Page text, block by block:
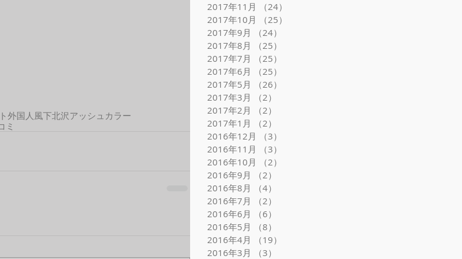
外国人風下北沢アッシュカラー
ミ
2017年11月
（24）
2017年10月
（25）
2017年9月
（24）
2017年8月
（25）
2017年7月
（25）
2017年6月
（25）
2017年5月
（26）
2017年3月
（2）
2017年2月
（2）
2017年1月
（2）
2016年12月
（3）
2016年11月
（3）
2016年10月
（2）
2016年9月
（2）
2016年8月
（4）
2016年7月
（2）
2016年6月
（6）
2016年5月
（8）
2016年4月
（19）
2016年3月
（3）